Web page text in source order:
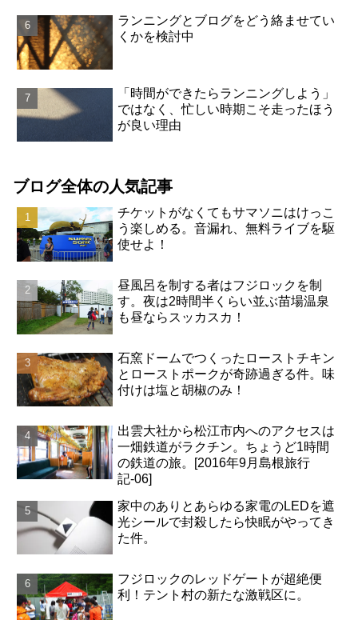
ランニングとブログをどう絡ませてい
くかを検討中
「時間ができたらランニングしよう」
ではなく、忙しい時期こそ走ったほう
が良い理由
ブログ全体の人気記事
チケットがなくてもサマソニはけっこ
う楽しめる。音漏れ、無料ライブを駆
使せよ！
昼風呂を制する者はフジロックを制
す。夜は2時間半くらい並ぶ苗場温泉
も昼ならスッカスカ！
石窯ドームでつくったローストチキン
とローストポークが奇跡過ぎる件。味
付けは塩と胡椒のみ！
出雲大社から松江市内へのアクセスは
一畑鉄道がラクチン。ちょうど1時間
の鉄道の旅。[2016年9月島根旅行
記-06]
家中のありとあらゆる家電のLEDを遮
光シールで封殺したら快眠がやってき
た件。
フジロックのレッドゲートが超絶便
利！テント村の新たな激戦区に。